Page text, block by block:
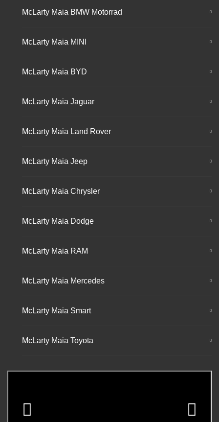
McLarty Maia BMW Motorrad
McLarty Maia MINI
McLarty Maia BYD
McLarty Maia Jaguar
McLarty Maia Land Rover
McLarty Maia Jeep
McLarty Maia Chrysler
McLarty Maia Dodge
McLarty Maia RAM
McLarty Maia Mercedes
McLarty Maia Smart
McLarty Maia Toyota